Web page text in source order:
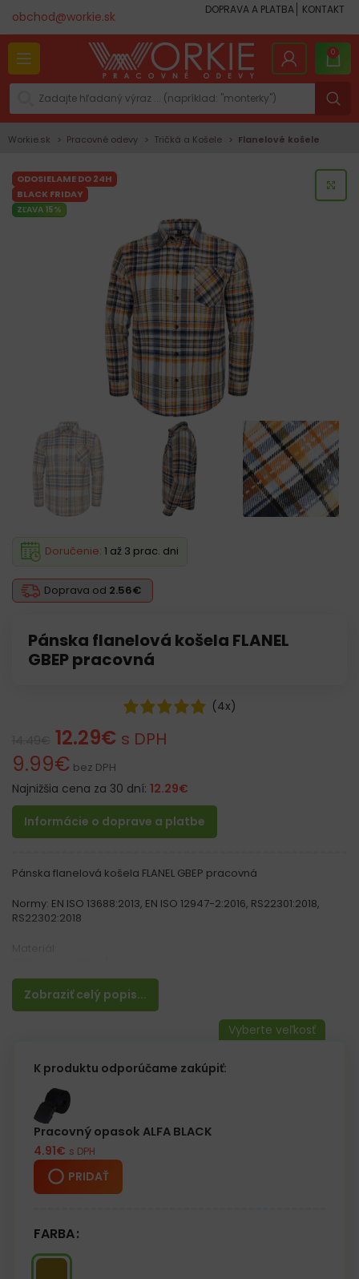
obchod@workie.sk DOPRAVA A PLATBA KONTAKT
0
Workie.sk Pracovné odevy Tričká a Košele Flanelové košele
ODOSIELAME DO 24H
BLACK FRIDAY
ZĽAVA 15%
Pánska flanelová košela FLANEL
GBEP pracovná
Doprava od 2.56€
Doručenie: 1 až 3 prac. dni
(4x)
12.29€ s DPH
9.99€ bez DPH
Najnižšia cena za 30 dní: 12.29€
Informácie o doprave a platbe
Zobraziť celý popis...
Pánska flanelová košela FLANEL GBEP pracovná
Normy: EN ISO 13688:2013, EN ISO 12947-2:2016, RS22301:2018,
RS22302:2018
Vlastnosti:
– Kockovaná flanelová košeľa
K produktu odporúčame zakúpiť:
Pracovný opasok ALFA BLACK
4.91€ s DPH
PRIDAŤ
FARBA